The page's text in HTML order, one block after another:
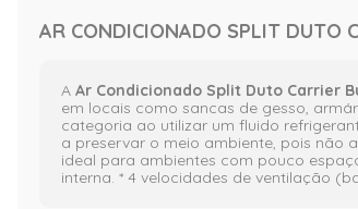
AR CONDICIONADO SPLIT DUTO
A Ar Condicionado Split Duto Carrier
em locais como sancas de gesso,
categoria ao utilizar um fluido
a preservar o meio ambiente, pois não
ideal para ambientes com pouco
interna. * 4 velocidades de ventilação